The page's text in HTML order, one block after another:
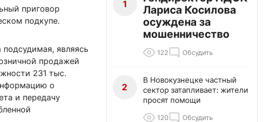
приговор
подкупе.
являясь
продажей
231 тыс.
о
и передачу
1
Лариса Косилова
осуждена за
мошенничество
122 Обсудить
2
В Новокузнецке частный
сектор затапливает: жители
просят помощи
120 Обсудить